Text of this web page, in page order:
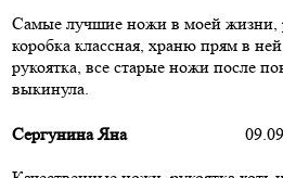
Самые лучшие ножи в моей жизни,
коробка классная, храню прям в
рукоятка, все старые ножи после
выкинула.
Сергунина Яна